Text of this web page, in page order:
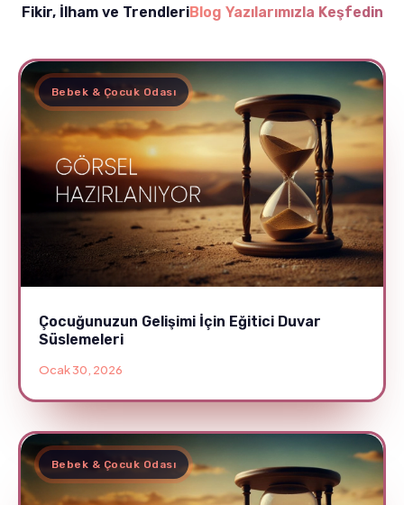
Fikir, İlham ve TrendleriBlog Yazılarımızla Keşfedin
Bebek & Çocuk Odası
Çocuğunuzun Gelişimi İçin Eğitici Duvar
Süslemeleri
Ocak 30, 2026
Bebek & Çocuk Odası